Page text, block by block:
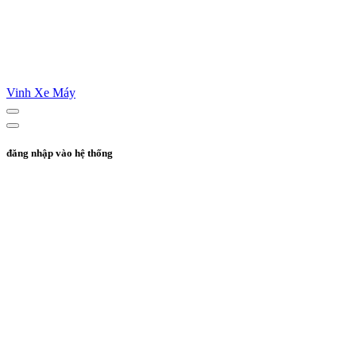
Vinh Xe Máy
đăng nhập vào hệ thống